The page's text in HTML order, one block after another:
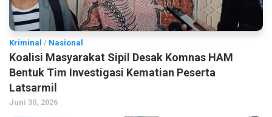
Kriminal / Nasional
Koalisi Masyarakat Sipil Desak Komnas HAM
Bentuk Tim Investigasi Kematian Peserta
Latsarmil
Juni 30, 2026